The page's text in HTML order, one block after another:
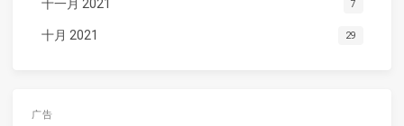
十一月 2021 7
十月 2021 29
广告